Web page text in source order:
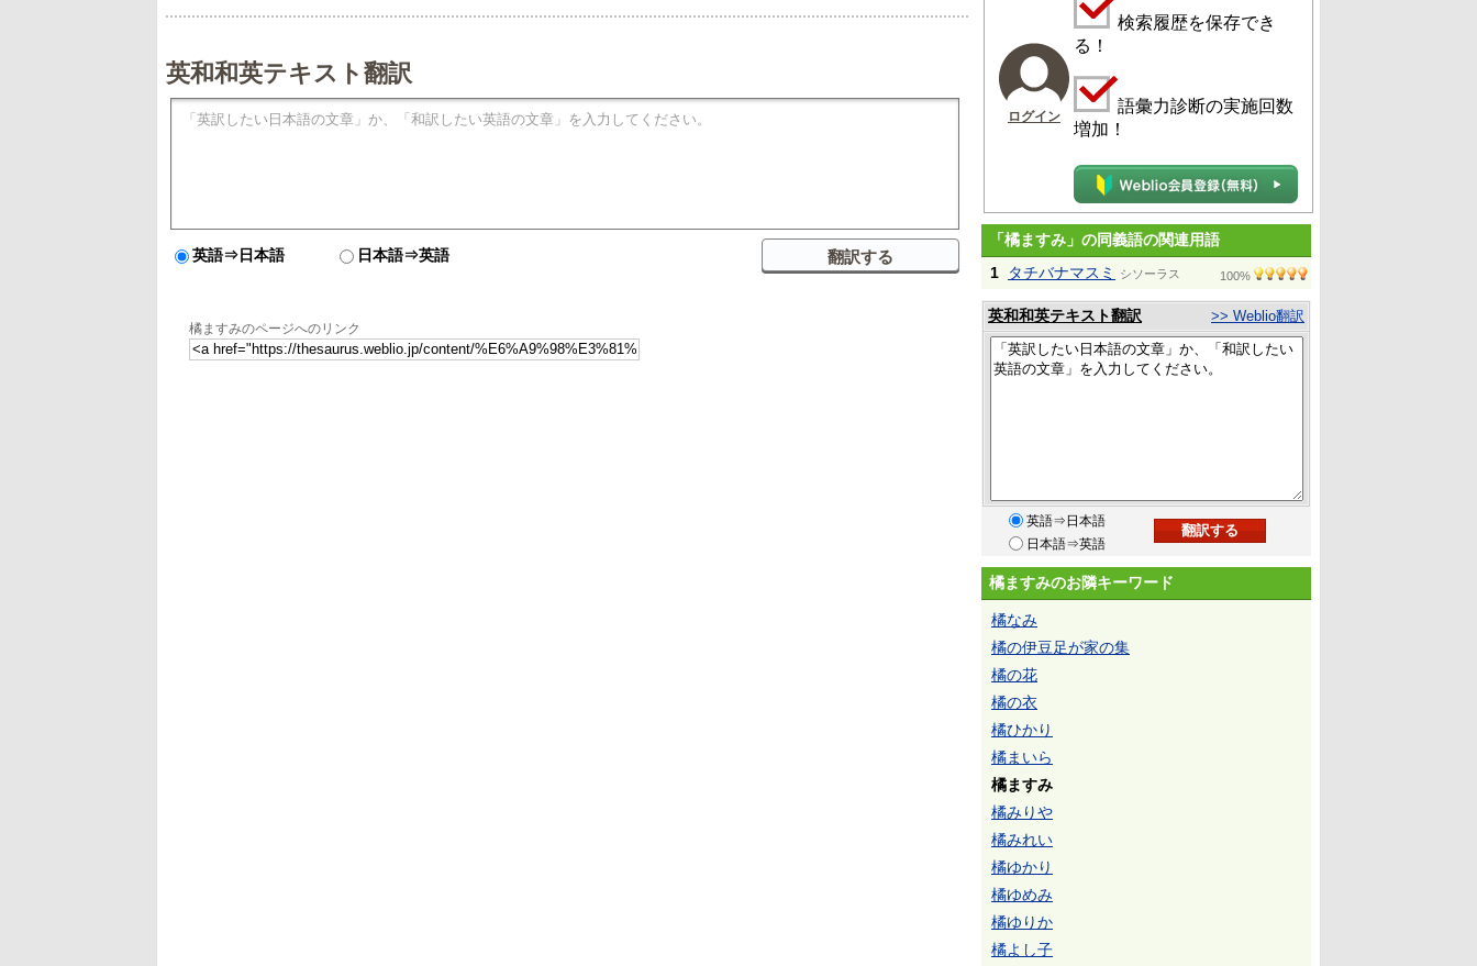
英和和英テキスト翻訳
英語⇒日本語 日本語⇒英語
橘ますみのページへのリンク
ログイン
検索履歴を保存でき
る！
語彙力診断の実施回数
増加！
「橘ますみ」の同義語の関連用語
1
タチバナマスミ シソーラス 100%
英和和英テキスト翻訳 >> Weblio翻訳
英語⇒日本語
日本語⇒英語
橘ますみのお隣キーワード
橘なみ
橘の伊豆足が家の集
橘の花
橘の衣
橘ひかり
橘まいら
橘ますみ
橘みりや
橘みれい
橘ゆかり
橘ゆめみ
橘ゆりか
橘よし子